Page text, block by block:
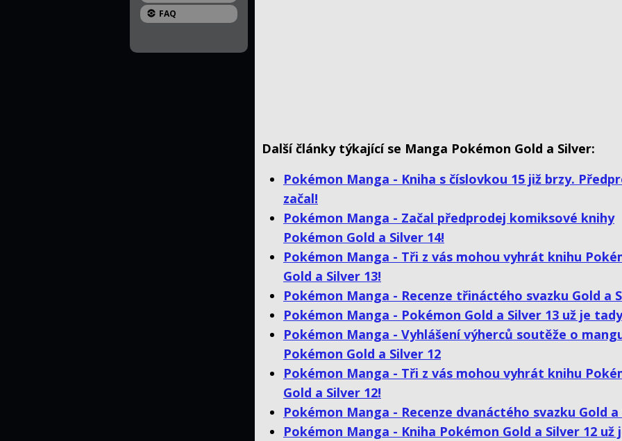
FAQ
Další články týkající se Manga Pokémon Gold a Silver:
Pokémon Manga - Kniha s číslovkou 15 již brzy.
začal!
Pokémon Manga - Začal předprodej komiksové knihy
Pokémon Gold a Silver 14!
Pokémon Manga - Tři z vás mohou vyhrát knihu
Gold a Silver 13!
Pokémon Manga - Recenze třináctého svazku Gold a
Pokémon Manga - Pokémon Gold a Silver 13 už je
Pokémon Manga - Vyhlášení výherců soutěže o
Pokémon Gold a Silver 12
Pokémon Manga - Tři z vás mohou vyhrát knihu
Gold a Silver 12!
Pokémon Manga - Recenze dvanáctého svazku Gold a
Pokémon Manga - Kniha Pokémon Gold a Silver 12 už